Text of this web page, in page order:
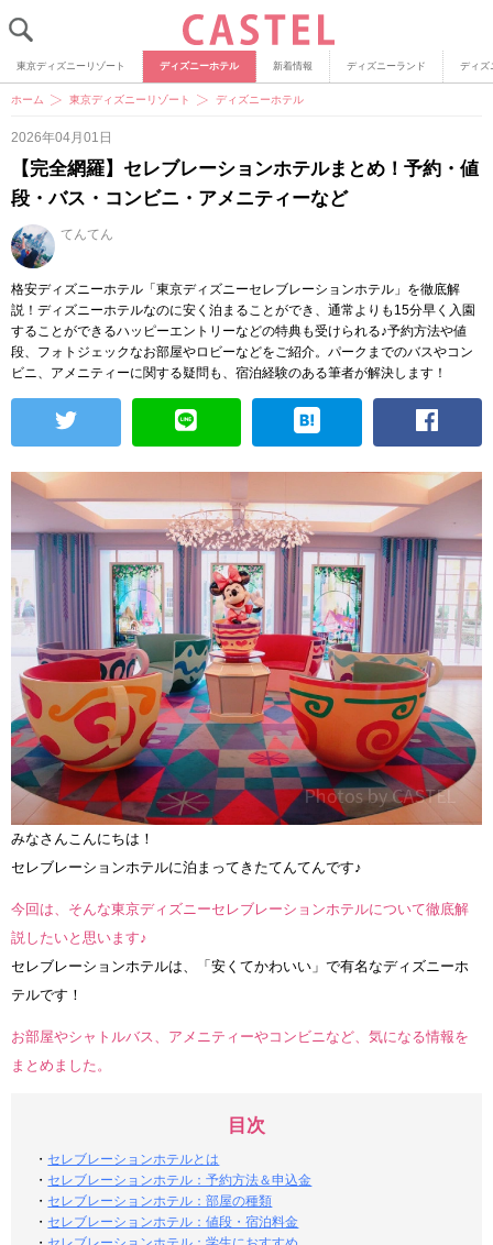
東京ディズニーリゾート ディズニーホテル 新着情報 ディズニーランド ディズ
ホーム 東京ディズニーリゾート ディズニーホテル
2026年04月01日
【完全網羅】セレブレーションホテルまとめ！予約・値
段・バス・コンビニ・アメニティーなど
てんてん
格安ディズニーホテル「東京ディズニーセレブレーションホテル」を徹底解
説！ディズニーホテルなのに安く泊まることができ、通常よりも15分早く入園
することができるハッピーエントリーなどの特典も受けられる♪予約方法や値
段、フォトジェックなお部屋やロビーなどをご紹介。パークまでのバスやコン
ビニ、アメニティーに関する疑問も、宿泊経験のある筆者が解決します！
みなさんこんにちは！
セレブレーションホテルに泊まってきたてんてんです♪
今回は、そんな東京ディズニーセレブレーションホテルについて徹底解
説したいと思います♪
セレブレーションホテルは、「安くてかわいい」で有名なディズニーホ
テルです！
お部屋やシャトルバス、アメニティーやコンビニなど、気になる情報を
まとめました。
目次
・ セレブレーションホテルとは
・ セレブレーションホテル：予約方法＆申込金
・ セレブレーションホテル：部屋の種類
・ セレブレーションホテル：値段・宿泊料金